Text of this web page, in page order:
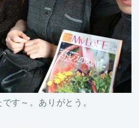
す～。ありがとう。